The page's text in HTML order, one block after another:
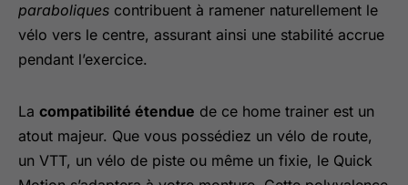
paraboliques contribuent à ramener naturellement le
vélo vers le centre, assurant ainsi une stabilité accrue
pendant l’exercice.
La compatibilité étendue de ce home trainer est un
atout majeur. Que vous possédiez un vélo de route,
un VTT, un vélo de piste ou même un fixie, le Quick